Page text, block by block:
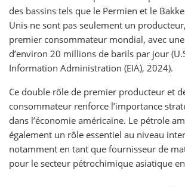
des bassins tels que le Permien et le
Unis ne sont pas seulement un
premier consommateur mondial, avec
d’environ 20 millions de barils par jour
Information Administration (EIA), 2024).
Ce double rôle de premier producteur et
consommateur renforce l’importance
dans l’économie américaine. Le pétrole
également un rôle essentiel au niveau
notamment en tant que fournisseur de
pour le secteur pétrochimique asiatique